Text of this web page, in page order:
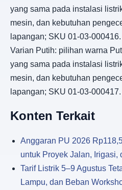
yang sama pada instalasi
mesin, dan kebutuhan
lapangan; SKU 01-03-000416.
Varian Putih: pilihan warna
yang sama pada instalasi
mesin, dan kebutuhan
lapangan; SKU 01-03-000417.
Konten Terkait
Anggaran PU 2026
untuk Proyek Jalan, Irigasi,
Tarif Listrik 5–9 Agustus
Lampu, dan Beban